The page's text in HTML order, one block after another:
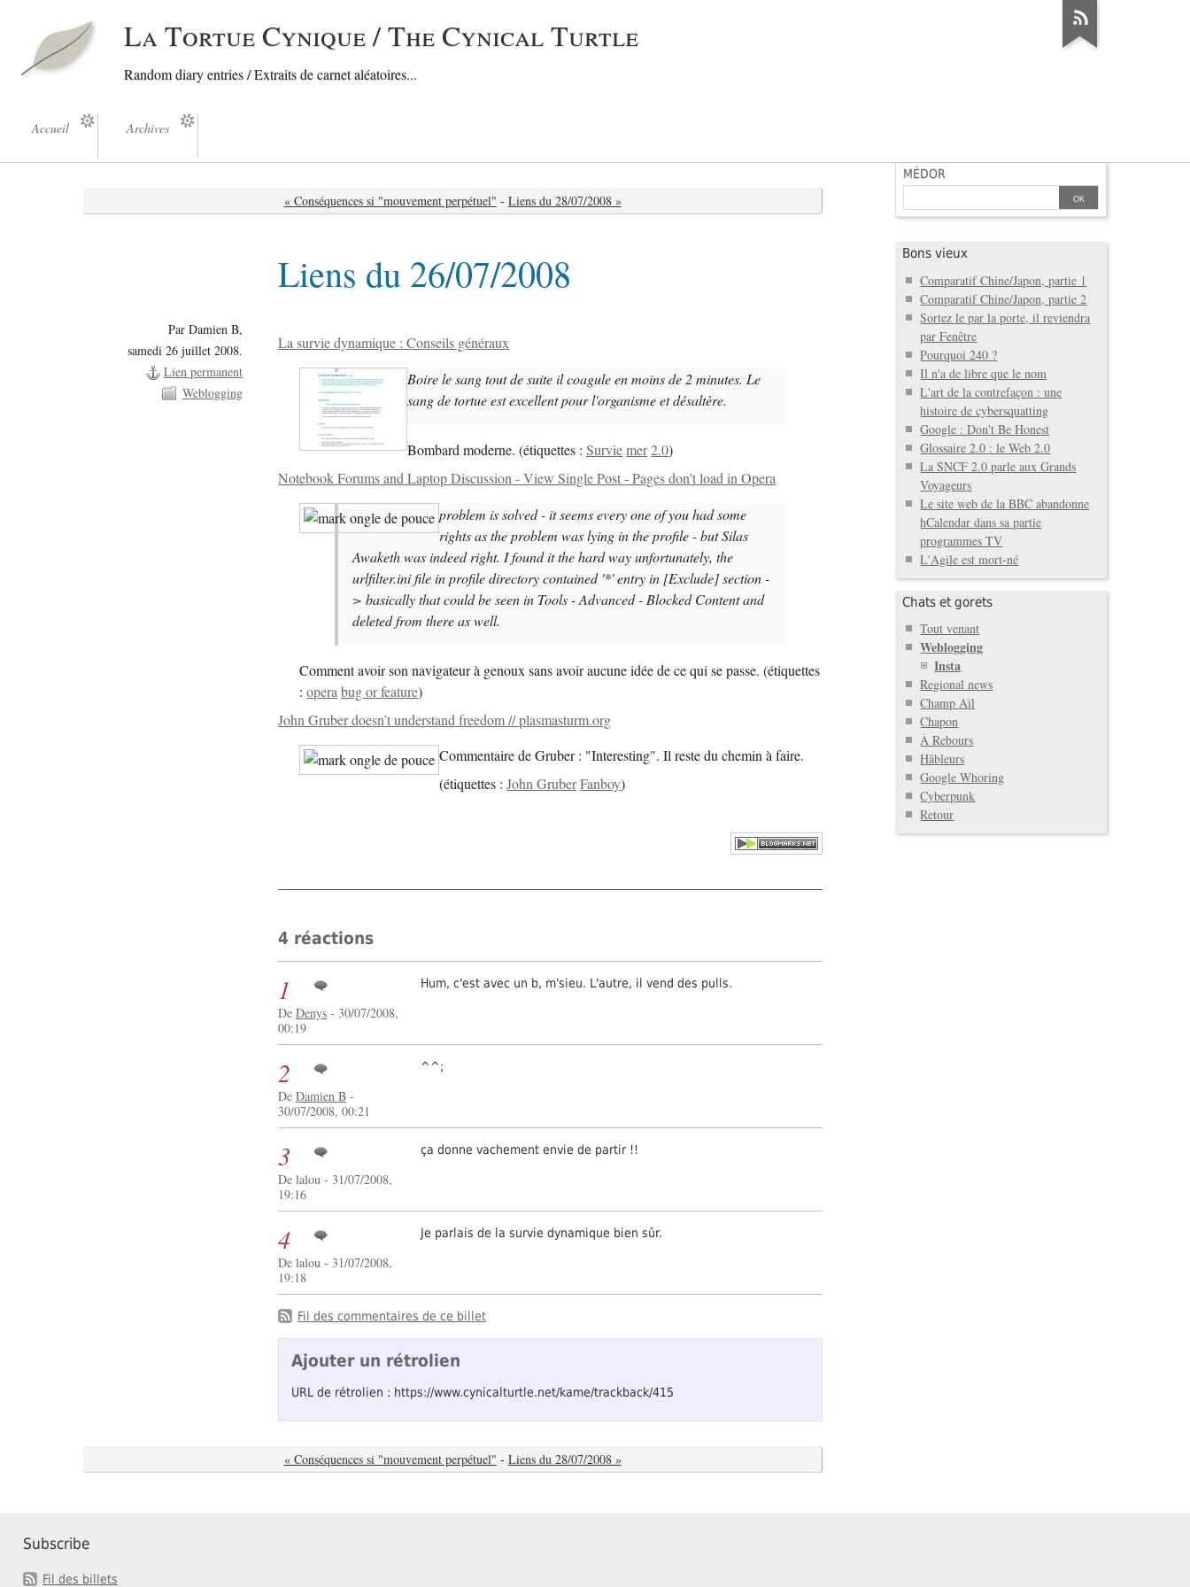
La Tortue Cynique / The Cynical Turtle
Random diary entries / Extraits de carnet aléatoires...
Accueil Archives
« Conséquences si "mouvement perpétuel" - Liens du 28/07/2008 »
Liens du 26/07/2008
Par Damien B,
samedi 26 juillet 2008.
Lien permanent
Weblogging
La survie dynamique : Conseils généraux
Boire le sang tout de suite il coagule en moins de 2 minutes. Le
sang de tortue est excellent pour l'organisme et désaltère.
Bombard moderne.(étiquettes :Surviemer2.0)
Notebook Forums and Laptop Discussion - View Single Post - Pages don't load in Opera
problem is solved - it seems every one of you had some
rights as the problem was lying in the profile - but Silas
Awaketh was indeed right. I found it the hard way unfortunately, the
urlfilter.ini file in profile directory contained '*' entry in [Exclude] section -
> basically that could be seen in Tools - Advanced - Blocked Content and
deleted from there as well.
Comment avoir son navigateur à genoux sans avoir aucune idée de ce qui se passe.(étiquettes
:operabug or feature)
John Gruber doesn’t understand freedom // plasmasturm.org
Commentaire de Gruber : "Interesting". Il reste du chemin à faire.
(étiquettes :John GruberFanboy)
4 réactions
1
DeDenys - 30/07/2008,
00:19
Hum, c'est avec un b, m'sieu. L'autre, il vend des pulls.
2
DeDamien B -
30/07/2008, 00:21
^^;
3
De lalou - 31/07/2008,
19:16
ça donne vachement envie de partir !!
4
De lalou - 31/07/2008,
19:18
Je parlais de la survie dynamique bien sûr.
Fil des commentaires de ce billet
Ajouter un rétrolien
URL de rétrolien : https://www.cynicalturtle.net/kame/trackback/415
« Conséquences si "mouvement perpétuel" - Liens du 28/07/2008 »
MÉDOR
Bons vieux
Comparatif Chine/Japon, partie 1
Comparatif Chine/Japon, partie 2
Sortez le par la porte, il reviendra
par Fenêtre
Pourquoi 240 ?
Il n'a de libre que le nom
L'art de la contrefaçon : une
histoire de cybersquatting
Google : Don't Be Honest
Glossaire 2.0 : le Web 2.0
La SNCF 2.0 parle aux Grands
Voyageurs
Le site web de la BBC abandonne
hCalendar dans sa partie
programmes TV
L'Agile est mort-né
Chats et gorets
Tout venant
Weblogging
Insta
Regional news
Champ Aïl
Chapon
À Rebours
Hâbleurs
Google Whoring
Cyberpunk
Retour
Subscribe
Fil des billets